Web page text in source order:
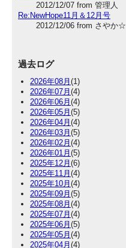
2012/12/07 from 管理人
Re:NewHope11月＆12月号
2012/12/06 from さやか☆
過去ログ
2026年08月 (1)
2026年07月 (4)
2026年06月 (4)
2026年05月 (5)
2026年04月 (4)
2026年03月 (5)
2026年02月 (4)
2026年01月 (5)
2025年12月 (6)
2025年11月 (4)
2025年10月 (4)
2025年09月 (5)
2025年08月 (4)
2025年07月 (4)
2025年06月 (5)
2025年05月 (4)
2025年04月 (4)